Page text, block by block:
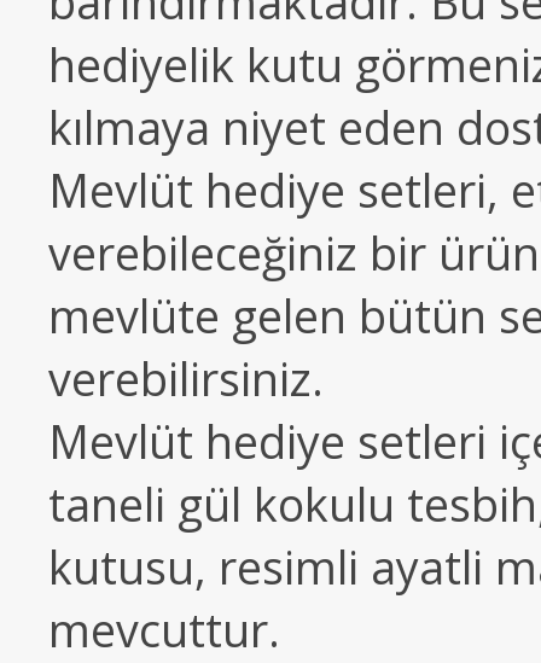
hediyelik kutu
kılmaya niyet eden
Mevlüt hediye setleri,
verebileceğiniz bir
mevlüte gelen bütün
verebilirsiniz.
Mevlüt hediye setleri
taneli gül kokulu
kutusu, resimli ayatli
mevcuttur.